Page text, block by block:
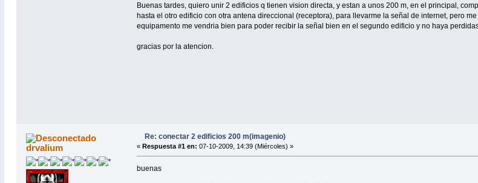
Buenas tardes, quiero unir 2 edificios q tienen vision directa, y estan a unos 200 m, en el principal,
hasta el otro edificio con otra antena direccional (receptora), para llevarme la señal de internet, pero
equipamento me vendria bien para poder recibir la señal bien en el segundo edificio y no haya
gracias por la atencion.
drvalium
Re: conectar 2 edificios 200 m(imagenio)
«Respuesta #1 en: 07-10-2009, 14:39 (Miércoles) »
buenas